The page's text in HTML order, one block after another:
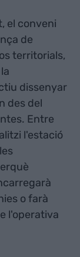
el conveni
de
territorials,
dissenyar
des del
Entre
l'estació
o farà
l'operativa